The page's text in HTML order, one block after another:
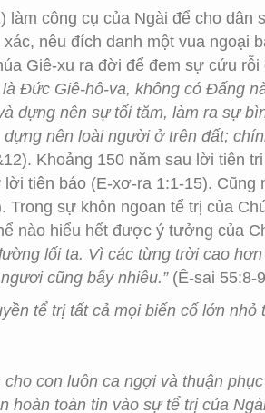
làm công cụ của Ngài để cho
nêu đích danh một vua ngoại
Giê-xu ra đời để đem sự cứu
là Đức Giê-hô-va, không có Đấng
dựng nên sự tối tăm, làm ra sự
nên loài người ở trên đất;
Khoảng 150 năm sau lời tiên
tiên báo (E-xơ-ra 1:1-15). Cũng
sự khôn ngoan tể trị của
nào hiểu hết được ý tưởng của
lối ta. Vì các từng trời cao
cũng bấy nhiêu.”(Ê-sai 55:8-
tể trị tất cả mọi biến cố lớn nhỏ
con luôn ca ngợi và thuận
hoàn toàn tin vào sự tể trị của